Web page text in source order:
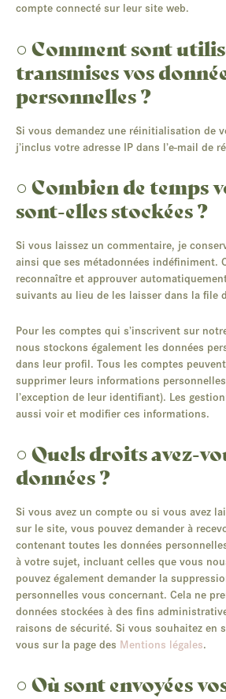
compte connecté sur leur site web.
○ Comment sont
transmises vos
personnelles ?
Si vous demandez une réinitialisation de
j’inclus votre adresse IP dans l’e-mail de
○ Combien de temps
sont-elles stockées ?
Si vous laissez un commentaire, je
ainsi que ses métadonnées indéfiniment.
reconnaître et approuver
suivants au lieu de les laisser dans la file
Pour les comptes qui s’inscrivent sur
nous stockons également les données
dans leur profil. Tous les comptes
supprimer leurs informations
l’exception de leur identifiant). Les
aussi voir et modifier ces informations.
○ Quels droits avez-
données ?
Si vous avez un compte ou si vous avez
sur le site, vous pouvez demander à
contenant toutes les données
à votre sujet, incluant celles que vous
pouvez également demander la
personnelles vous concernant. Cela ne
données stockées à des fins
raisons de sécurité. Si vous souhaitez en
vous sur la page des Mentions légales.
○ Où sont envoyées